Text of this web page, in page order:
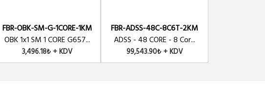
FBR-OBK-SM-G-1CORE-1KM
OBK 1x1 SM 1 CORE G657...
3,496.18₺ + KDV
FBR-ADSS-48C-8C6T-2KM
ADSS - 48 CORE - 8 Cor...
99,543.90₺ + KDV